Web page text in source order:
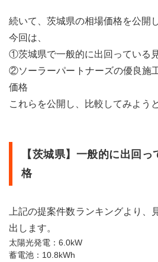
続いて、茨城県の相場価格を公開
今回は、
①茨城県で一般的に出回っている
②ソーラーパートナーズの優良施
価格
これらを公開し、比較してみよう
【茨城県】一般的に出回
格
上記の提案件数ランキングより、
出します。
太陽光発電：6.0kW
蓄電池：10.8kWh